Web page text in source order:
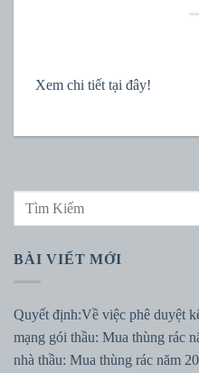
Xem chi tiết tại đây!
BÀI VIẾT MỚI
Quyết định:Về việc phê duyệt
mạng gói thầu: Mua thùng rác
nhà thầu: Mua thùng rác năm